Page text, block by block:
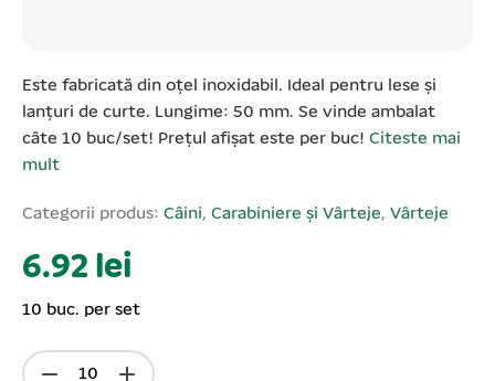
Este fabricată din oțel inoxidabil. Ideal pentru lese și
lanțuri de curte. Lungime: 50 mm. Se vinde ambalat
câte 10 buc/set! Prețul afișat este per buc! Citeste mai
mult
Categorii produs: Câini, Carabiniere și Vârteje, Vârteje
6.92 lei
10 buc. per set